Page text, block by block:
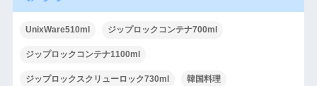
UnixWare510ml ジップロックコンテナ700ml
ジップロックコンテナ1100ml
ジップロックスクリューロック730ml 韓国料理